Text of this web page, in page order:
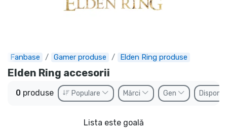
Fanbase Gamer produse Elden Ring produse
Elden Ring accesorii
0 produse Populare Mărci Gen
Lista este goală
Precomenzi
Outlet produse